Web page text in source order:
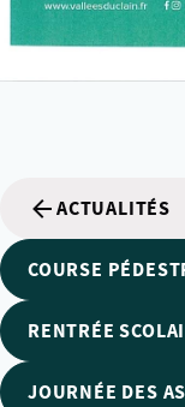
ACTUALITÉS
COURSE
RENTRÉE
JOURNÉE DES